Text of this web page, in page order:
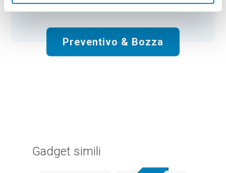
Totale: €164.00+ IVA
Preventivo & Bozza
Gadget simili